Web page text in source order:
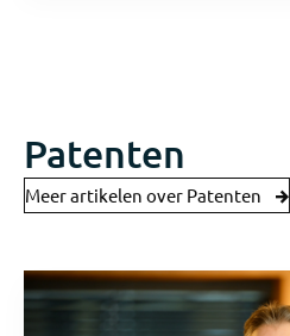
Patenten
Meer artikelen over Patenten